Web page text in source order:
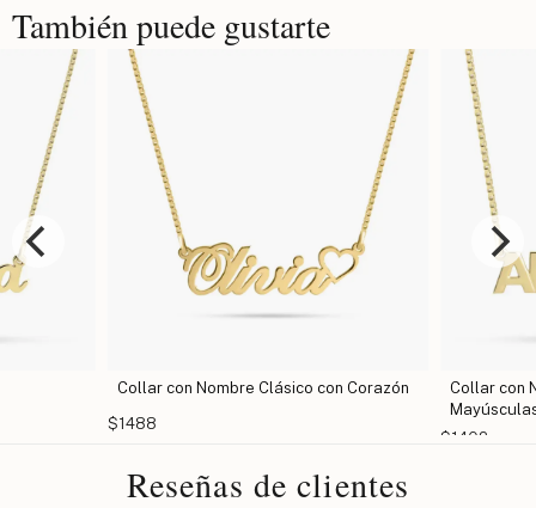
También puede gustarte
Collar con Nombre Clásico con Corazón
$1488
Collar con
$1402
Reseñas de clientes